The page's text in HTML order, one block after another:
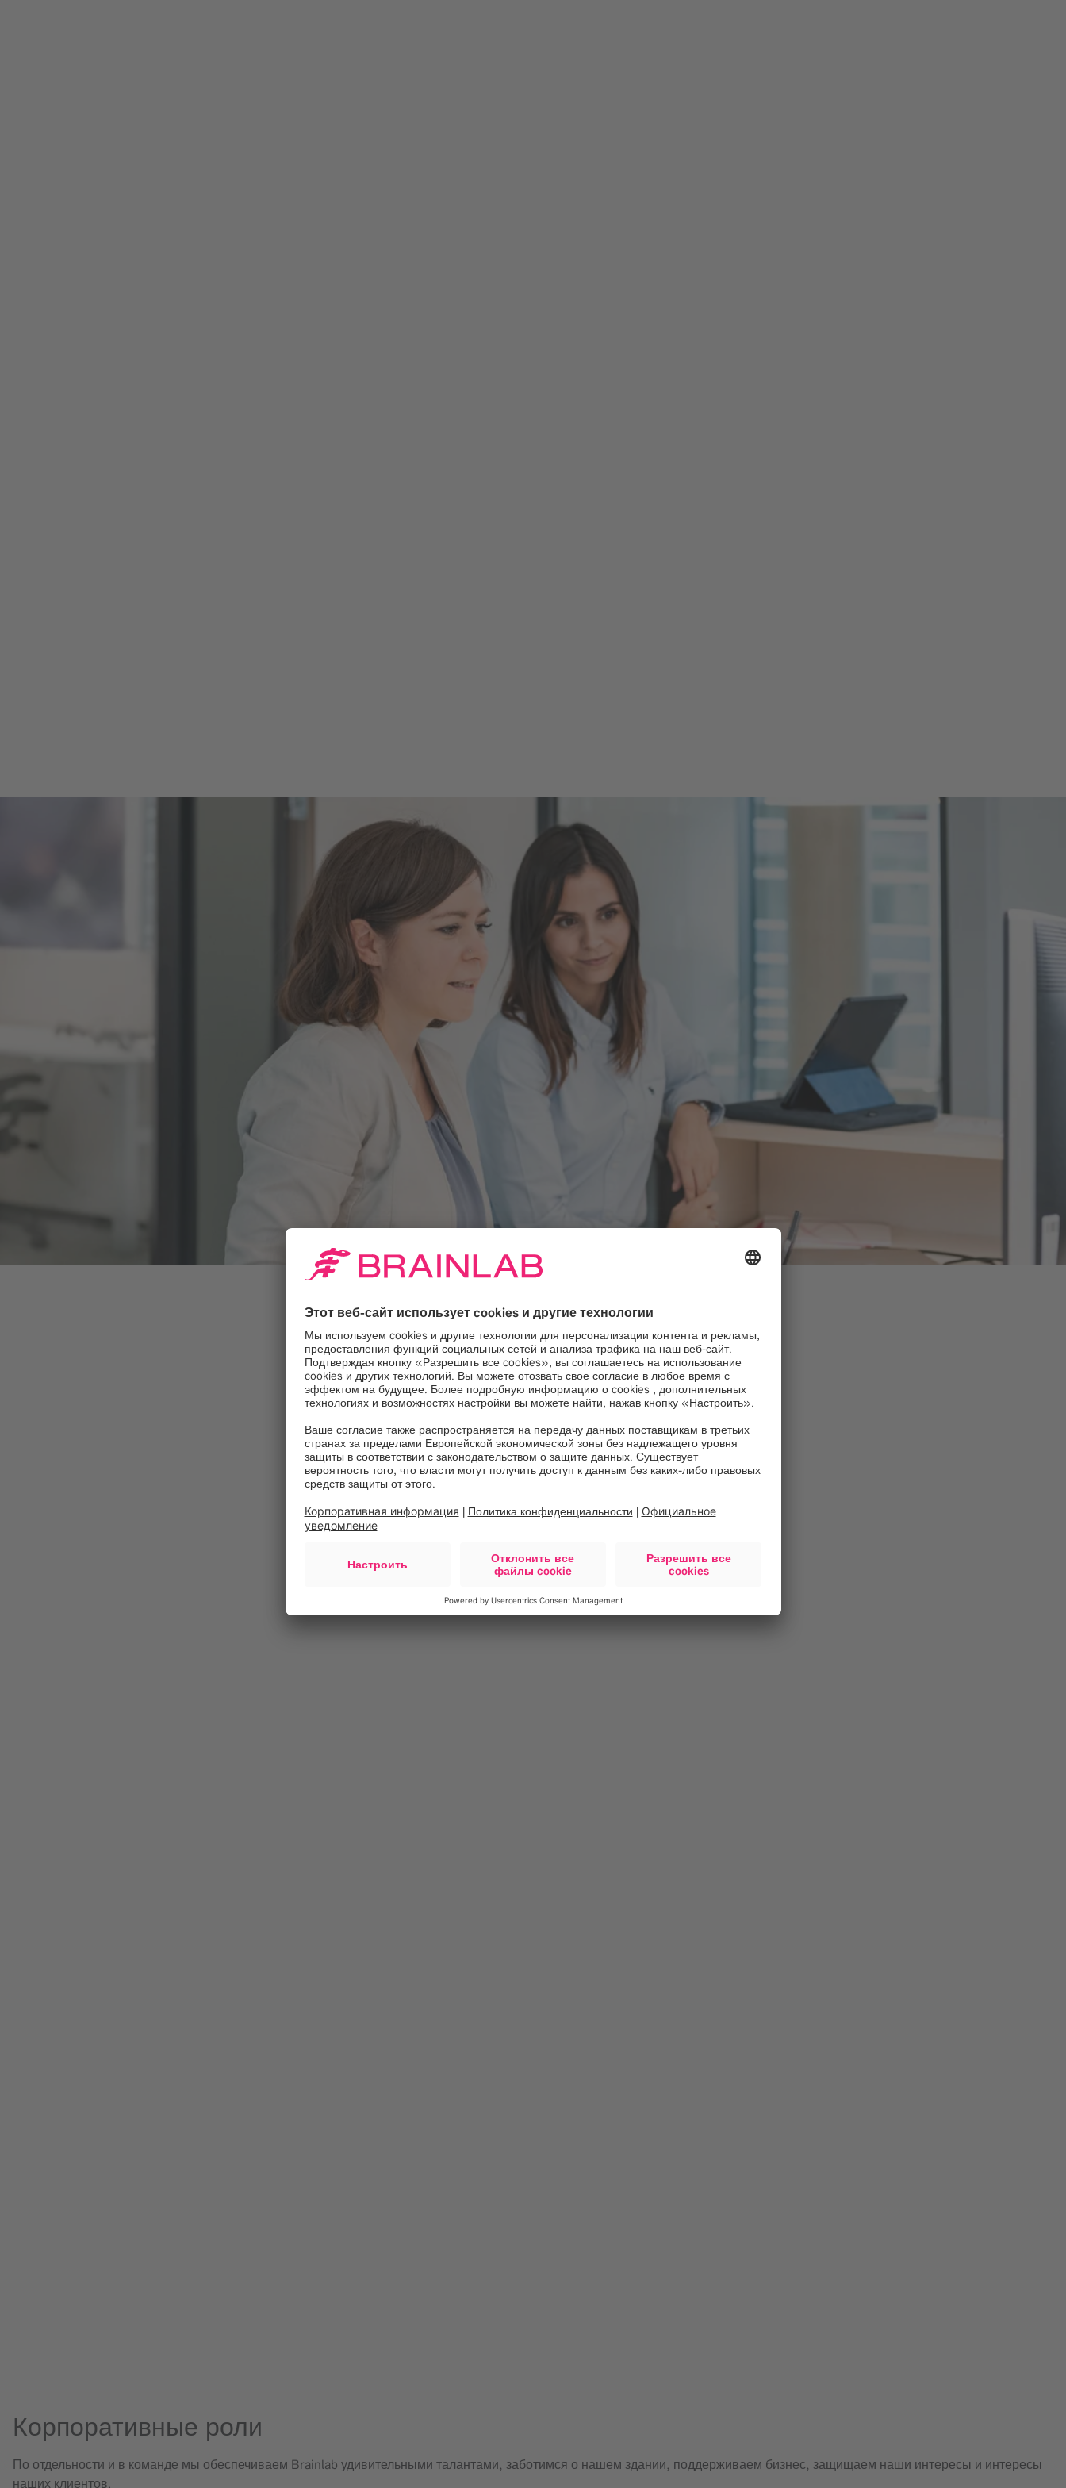
Корпоративные роли
По отдельности и в команде мы обеспечиваем Brainlab удивительными талантами, заботимся о нашем здании, поддерживаем бизнес, защищаем наши интересы и интересы
наших клиентов.